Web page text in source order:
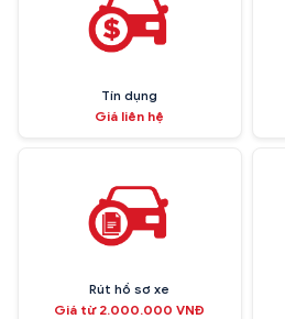
Tín dụng
Giá liên hệ
Rút hồ sơ xe
Giá từ 2.000.000 VNĐ